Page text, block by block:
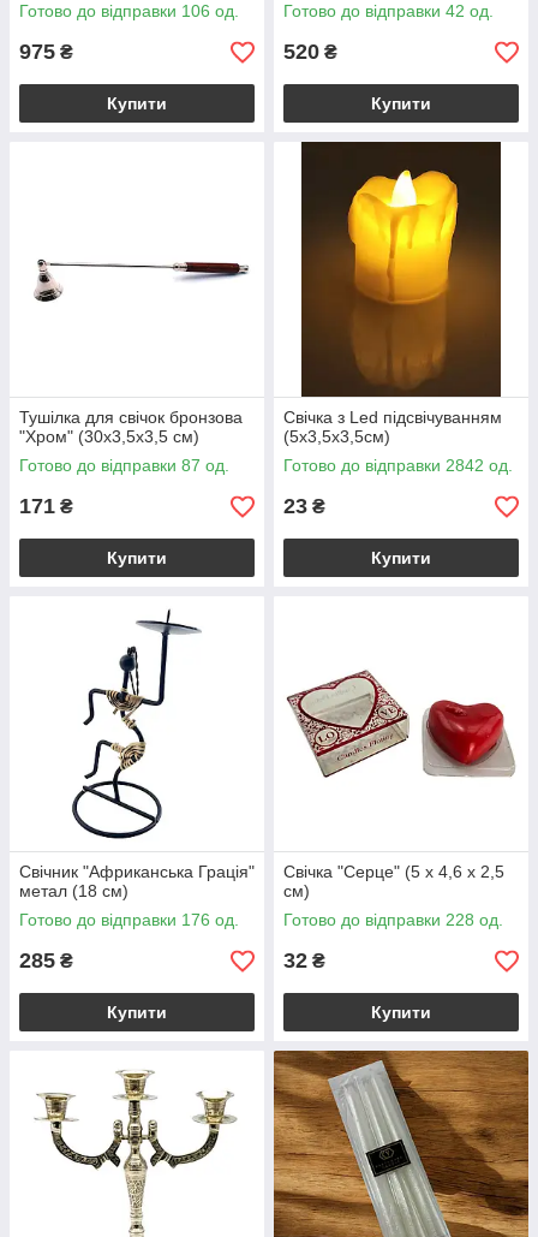
Готово до відправки 106 од.
975 ₴
Купити
Готово до відправки 42 од.
520 ₴
Купити
Тушілка для свічок бронзова
"Хром" (30х3,5х3,5 см)
Готово до відправки 87 од.
171 ₴
Купити
Свічка з Led підсвічуванням
(5х3,5х3,5см)
Готово до відправки 2842 од.
23 ₴
Купити
Свічник "Африканська Грація"
метал (18 см)
Готово до відправки 176 од.
285 ₴
Купити
Свічка "Серце" (5 х 4,6 х 2,5
см)
Готово до відправки 228 од.
32 ₴
Купити